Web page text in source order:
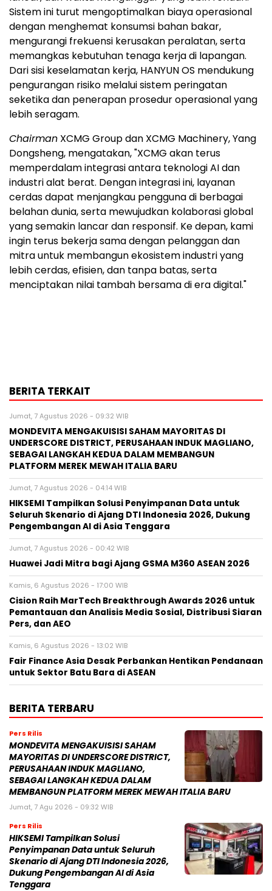
Sistem ini turut mengoptimalkan biaya operasional
dengan menghemat konsumsi bahan bakar,
mengurangi frekuensi kerusakan peralatan, serta
memangkas kebutuhan tenaga kerja di lapangan.
Dari sisi keselamatan kerja, HANYUN OS mendukung
pengurangan risiko melalui sistem peringatan
seketika dan penerapan prosedur operasional yang
lebih seragam.
Chairman XCMG Group dan XCMG Machinery, Yang
Dongsheng, mengatakan, "XCMG akan terus
memperdalam integrasi antara teknologi AI dan
industri alat berat. Dengan integrasi ini, layanan
cerdas dapat menjangkau pengguna di berbagai
belahan dunia, serta mewujudkan kolaborasi global
yang semakin lancar dan responsif. Ke depan, kami
ingin terus bekerja sama dengan pelanggan dan
mitra untuk membangun ekosistem industri yang
lebih cerdas, efisien, dan tanpa batas, serta
menciptakan nilai tambah bersama di era digital."
BERITA TERKAIT
Jumat, 7 Agustus 2026 - 09:32 WIB
MONDEVITA MENGAKUISISI SAHAM MAYORITAS DI
UNDERSCORE DISTRICT, PERUSAHAAN INDUK MAGLIANO,
SEBAGAI LANGKAH KEDUA DALAM MEMBANGUN
PLATFORM MEREK MEWAH ITALIA BARU
Jumat, 7 Agustus 2026 - 04:14 WIB
HIKSEMI Tampilkan Solusi Penyimpanan Data untuk
Seluruh Skenario di Ajang DTI Indonesia 2026, Dukung
Pengembangan AI di Asia Tenggara
Jumat, 7 Agustus 2026 - 00:42 WIB
Huawei Jadi Mitra bagi Ajang GSMA M360 ASEAN 2026
Kamis, 6 Agustus 2026 - 17:00 WIB
Cision Raih MarTech Breakthrough Awards 2026 untuk
Pemantauan dan Analisis Media Sosial, Distribusi Siaran
Pers, dan AEO
Kamis, 6 Agustus 2026 - 13:02 WIB
Fair Finance Asia Desak Perbankan Hentikan Pendanaan
untuk Sektor Batu Bara di ASEAN
BERITA TERBARU
Pers Rilis
MONDEVITA MENGAKUISISI SAHAM
MAYORITAS DI UNDERSCORE DISTRICT,
PERUSAHAAN INDUK MAGLIANO,
SEBAGAI LANGKAH KEDUA DALAM
MEMBANGUN PLATFORM MEREK MEWAH ITALIA BARU
Jumat, 7 Agu 2026 - 09:32 WIB
Pers Rilis
HIKSEMI Tampilkan Solusi
Penyimpanan Data untuk Seluruh
Skenario di Ajang DTI Indonesia 2026,
Dukung Pengembangan AI di Asia
Tenggara